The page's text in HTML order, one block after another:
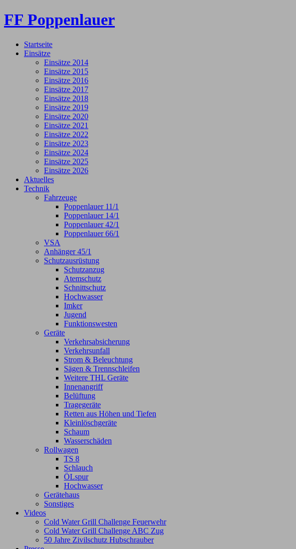
FF Poppenlauer
Startseite
Einsätze
Einsätze 2014
Einsätze 2015
Einsätze 2016
Einsätze 2017
Einsätze 2018
Einsätze 2019
Einsätze 2020
Einsätze 2021
Einsätze 2022
Einsätze 2023
Einsätze 2024
Einsätze 2025
Einsätze 2026
Aktuelles
Technik
Fahrzeuge
Poppenlauer 11/1
Poppenlauer 14/1
Poppenlauer 42/1
Poppenlauer 66/1
VSA
Anhänger 45/1
Schutzausrüstung
Schutzanzug
Atemschutz
Schnittschutz
Hochwasser
Imker
Jugend
Funktionswesten
Geräte
Verkehrsabsicherung
Verkehrsunfall
Strom & Beleuchtung
Sägen & Trennschleifen
Weitere THL Geräte
Innenangriff
Belüftung
Tragegeräte
Retten aus Höhen und Tiefen
Kleinlöschgeräte
Schaum
Wasserschäden
Rollwagen
TS 8
Schlauch
ÖLspur
Hochwasser
Gerätehaus
Sonstiges
Videos
Cold Water Grill Challenge Feuerwehr
Cold Water Grill Challenge ABC Zug
50 Jahre Zivilschutz Hubschrauber